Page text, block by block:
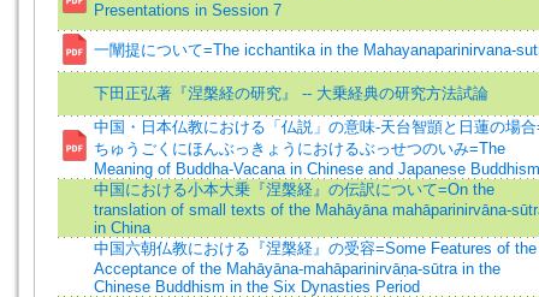
Presentations in Session 7
一闡提について=The icchantika in the Mahayanaparinirvana-
下田正弘著『涅槃経の研究』 -- 大乗経典の研究方法試論
中国・日本仏教における「仏説」の意味-天台智顗と日蓮の場
ちゅうごくにほんぶっきょうにおけるぶっせつのいみ=The
Meaning of Buddha-Vacana in Chinese and Japanese Buddhism
中国における小本大乗『涅槃経』の伝訳について=On the
translation of small texts of the Mahāyāna mahāparinirvāna-
in China
中国六朝仏教における『涅槃経』の受容=Some Features of the
Acceptance of the Mahāyāna-mahāparinirvāṇa-sūtra in the
Chinese Buddhism in the Six Dynasties Period